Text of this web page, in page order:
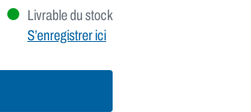
Livrable du stock
S’enregistrer ici